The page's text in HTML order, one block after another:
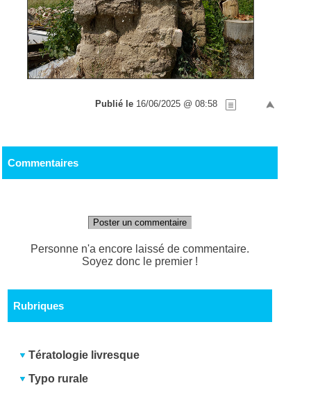
Publié le 16/06/2025 @ 08:58
Commentaires
Poster un commentaire
Personne n'a encore laissé de commentaire.
Soyez donc le premier !
Rubriques
Tératologie livresque
Typo rurale